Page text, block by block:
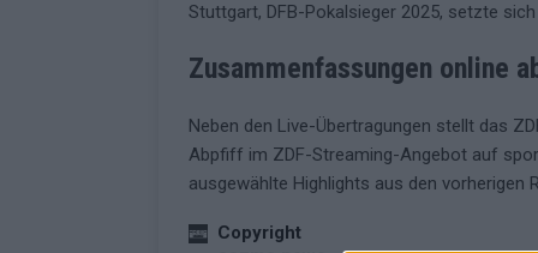
Stuttgart, DFB-Pokalsieger 2025, setzte
Zusammenfassungen online
Neben den Live-Übertragungen stellt das
Abpfiff im ZDF-Streaming-Angebot auf
ausgewählte Highlights aus den vorherigen
Copyright